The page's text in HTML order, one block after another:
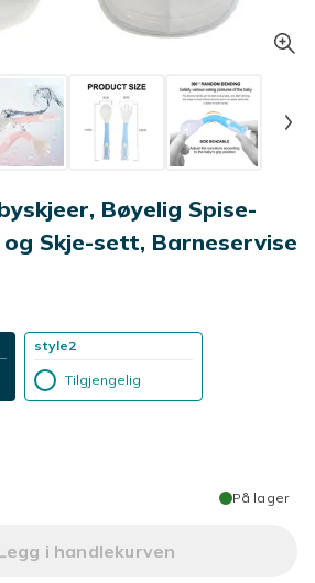
Bøyelig Spise-
Skje-sett, Barneservise
style2
Tilgjengelig
På lager
Legg 2 Sett med
i handlekurven